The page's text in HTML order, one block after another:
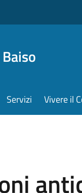
Servizi Vivere il